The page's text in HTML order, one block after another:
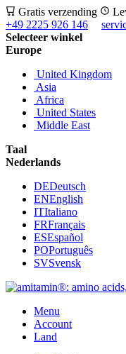
Gratis verzending
+49 2225 926 146
Selecteer winkel
Europe
United Kingdom
Asia
Africa
United States
Middle East
Taal
Nederlands
DEDeutsch
ENEnglish
ITItaliano
FRFrançais
ESEspañol
POPortuguês
SVSvensk
Menu
Account
Land